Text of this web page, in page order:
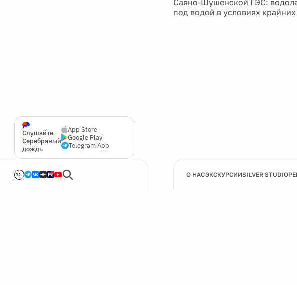
Слушайте
Серебряный
дождь
App Store
Google Play
Telegram App
12+
под водой в условиях
О НАСЭКСКУРСИИSILVER STUDIO